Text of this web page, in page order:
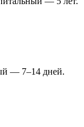
— 7–14 дней.